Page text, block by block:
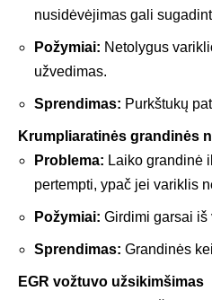
nusidėvėjimas gali
Požymiai: Netolygus
užvedimas.
Sprendimas: Purkštukų
Krumpliaratinės grandinės
Problema: Laiko grandinė
pertempti, ypač jei variklis
Požymiai: Girdimi garsai iš
Sprendimas: Grandinės
EGR vožtuvo užsikimšimas